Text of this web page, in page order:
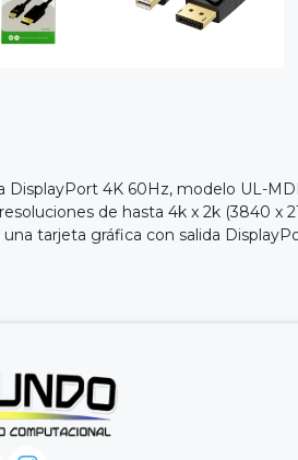
DisplayPort 4K 60Hz, modelo UL-
de hasta 4k x 2k (3840
tarjeta gráfica con salida